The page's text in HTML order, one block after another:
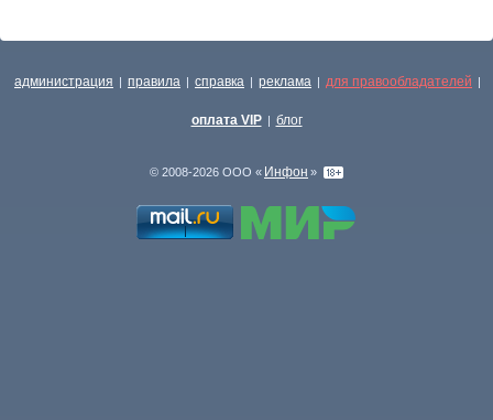
администрация | правила | справка | реклама | для правообладателей |
оплата VIP | блог
© 2008-2026 ООО « Инфон »